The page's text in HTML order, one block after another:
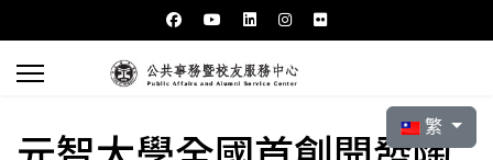
選擇你的語言
繁